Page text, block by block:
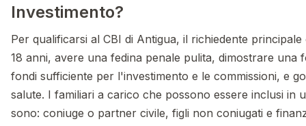
Investimento?
Per qualificarsi al CBI di Antigua, il richiedente
18 anni, avere una fedina penale pulita, dimostrare una
fondi sufficiente per l'investimento e le commissioni, e
salute. I familiari a carico che possono essere inclusi in
sono: coniuge o partner civile, figli non coniugati e